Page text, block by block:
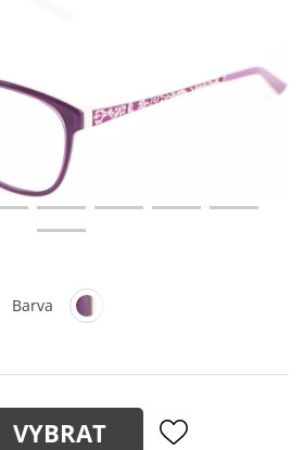
Barva
VYBRAT